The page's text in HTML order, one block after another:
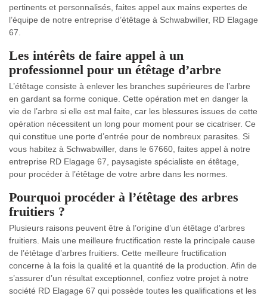
pertinents et personnalisés, faites appel aux mains expertes de
l’équipe de notre entreprise d’étêtage à Schwabwiller, RD Elagage
67.
Les intérêts de faire appel à un
professionnel pour un étêtage d’arbre
L’étêtage consiste à enlever les branches supérieures de l’arbre
en gardant sa forme conique. Cette opération met en danger la
vie de l’arbre si elle est mal faite, car les blessures issues de cette
opération nécessitent un long pour moment pour se cicatriser. Ce
qui constitue une porte d’entrée pour de nombreux parasites. Si
vous habitez à Schwabwiller, dans le 67660, faites appel à notre
entreprise RD Elagage 67, paysagiste spécialiste en étêtage,
pour procéder à l’étêtage de votre arbre dans les normes.
Pourquoi procéder à l’étêtage des arbres
fruitiers ?
Plusieurs raisons peuvent être à l’origine d’un étêtage d’arbres
fruitiers. Mais une meilleure fructification reste la principale cause
de l’étêtage d’arbres fruitiers. Cette meilleure fructification
concerne à la fois la qualité et la quantité de la production. Afin de
s’assurer d’un résultat exceptionnel, confiez votre projet à notre
société RD Elagage 67 qui possède toutes les qualifications et les